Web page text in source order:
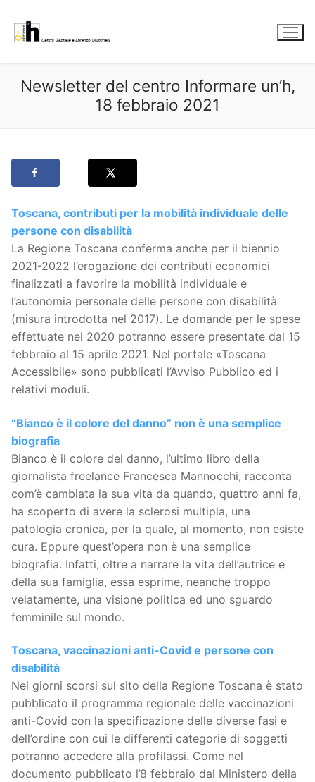
contenuto
Newsletter del centro Informare un’h,
18 febbraio 2021
Toscana, contributi per la mobilità individuale delle
persone con disabilità
La Regione Toscana conferma anche per il biennio
2021-2022 l’erogazione dei contributi economici
finalizzati a favorire la mobilità individuale e
l’autonomia personale delle persone con disabilità
(misura introdotta nel 2017). Le domande per le spese
effettuate nel 2020 potranno essere presentate dal 15
febbraio al 15 aprile 2021. Nel portale «Toscana
Accessibile» sono pubblicati l’Avviso Pubblico ed i
relativi moduli.
“Bianco è il colore del danno” non è una semplice
biografia
Bianco è il colore del danno, l’ultimo libro della
giornalista freelance Francesca Mannocchi, racconta
com’è cambiata la sua vita da quando, quattro anni fa,
ha scoperto di avere la sclerosi multipla, una
patologia cronica, per la quale, al momento, non esiste
cura. Eppure quest’opera non è una semplice
biografia. Infatti, oltre a narrare la vita dell’autrice e
della sua famiglia, essa esprime, neanche troppo
velatamente, una visione politica ed uno sguardo
femminile sul mondo.
Toscana, vaccinazioni anti-Covid e persone con
disabilità
Nei giorni scorsi sul sito della Regione Toscana è stato
pubblicato il programma regionale delle vaccinazioni
anti-Covid con la specificazione delle diverse fasi e
dell’ordine con cui le differenti categorie di soggetti
potranno accedere alla profilassi. Come nel
documento pubblicato l’8 febbraio dal Ministero della